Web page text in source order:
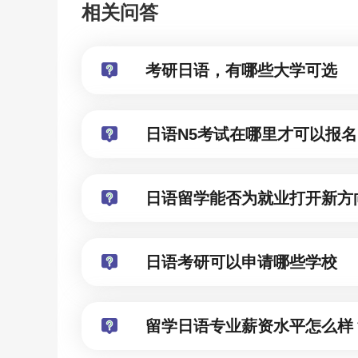
相关问答
考研日语，有哪些大学可选
日语N5考试在哪里才可以报名
日语留学能否为就业打开新方
日语考研可以申请哪些学校
留学日语专业薪资水平怎么样